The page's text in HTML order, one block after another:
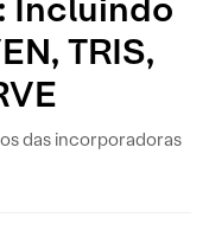
Incluindo
TRIS,
das incorporadoras